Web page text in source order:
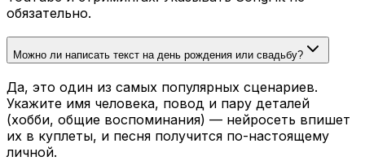
обязательно.
Можно ли написать текст на день рождения или свадьбу?
Да, это один из самых популярных сценариев.
Укажите имя человека, повод и пару деталей
(хобби, общие воспоминания) — нейросеть впишет
их в куплеты, и песня получится по-настоящему
личной.